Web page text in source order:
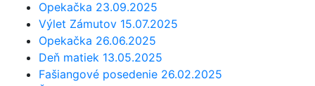
Opekačka 23.09.2025
Výlet Zámutov 15.07.2025
Opekačka 26.06.2025
Deň matiek 13.05.2025
Fašiangové posedenie 26.02.2025